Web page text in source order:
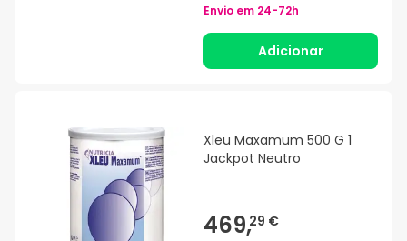
Envio em 24-72h
Adicionar
Xleu Maxamum 500 G 1
Jackpot Neutro
469,29 €